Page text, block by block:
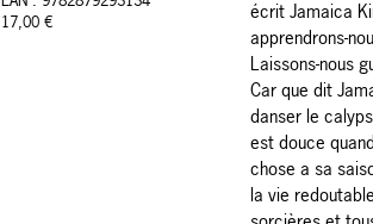
17,00 €
écrit Jamaica
apprendrons-
Laissons-nous
Car que dit
danser le
est douce
chose a sa
la vie